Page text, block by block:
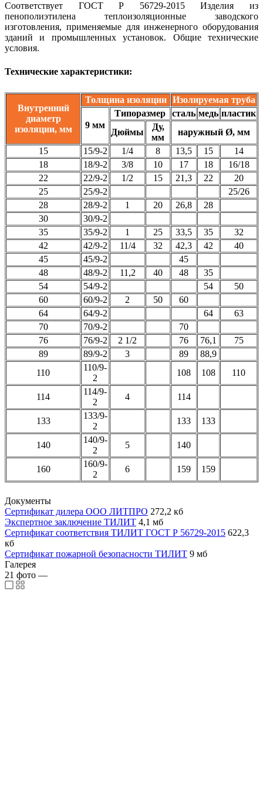
Соответствует ГОСТ Р 56729-2015 Изделия из
пенополиэтилена теплоизоляционные заводского
изготовления, применяемые для инженерного оборудования
зданий и промышленных установок. Общие технические
условия.
Технические характеристики:
Внутренний
диаметр
изоляции, мм
Толщина изоляции Изолируемая труба
9 мм
Типоразмер сталь медь пластик
Дюймы
Ду,
мм
наружный Ø, мм
15
15/9-2 1/4 8 13,5 15
14
18
18/9-2 3/8 10 17 18
16/18
22
22/9-2 1/2 15 21,3 22
20
25
25/9-2
25/26
28
28/9-2 1 20 26,8
28
30
30/9-2
35
35/9-2 1 25 33,5 35
32
42
42/9-2 11/4 32 42,3 42
40
45
45/9-2
45
48
48/9-2 11,2 40 48
35
54
54/9-2 54
50
60
60/9-2 2 50
60
64
64/9-2 64
63
70
70/9-2
70
76
76/9-2 2 1/2 76 76,1
75
89
89/9-2 3 89
88,9
110
110/9-
2
108 108 110
114
114/9-
2
4 114
133
133/9-
2
133 133
140
140/9-
2
5 140
160
160/9-
2
6 159 159
Документы
Сертификат дилера ООО ЛИТПРО 272,2 кб
Экспертное заключение ТИЛИТ 4,1 мб
Сертификат соответствия ТИЛИТ ГОСТ Р 56729-2015 622,3
кб
Сертификат пожарной безопасности ТИЛИТ 9 мб
Галерея
21 фото —